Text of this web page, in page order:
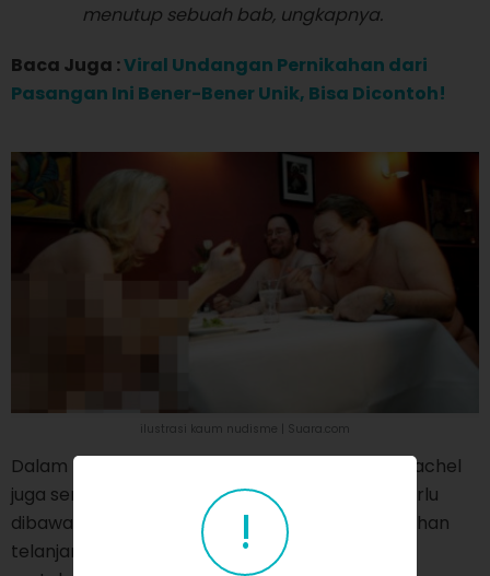
menutup sebuah bab, ungkapnya.
Baca Juga :Viral Undangan Pernikahan dari
Pasangan Ini Bener-Bener Unik, Bisa Dicontoh!
ilustrasi kaum nudisme | Suara.com
Dalam pernikahan yang membahagiakan itu, Rachel
juga sempat bercanda bahwa sesuatu yang perlu
dibawa oleh tamu undangannya dalam pernikahan
telanjang itu adalah handuk dan krim pelindung
!